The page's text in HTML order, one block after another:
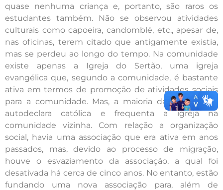
quase nenhuma criança e, portanto, são raros os
estudantes também. Não se observou atividades
culturais como capoeira, candomblé, etc., apesar de,
nas oficinas, terem citado que antigamente existia,
mas se perdeu ao longo do tempo. Na comunidade
existe apenas a Igreja do Sertão, uma igreja
evangélica que, segundo a comunidade, é bastante
ativa em termos de promoção de atividades sociais
para a comunidade. Mas, a maioria das famílias se
autodeclara católica e frequenta a igreja na
comunidade vizinha. Com relação a organização
social, havia uma associação que era ativa em anos
passados, mas, devido ao processo de migração,
houve o esvaziamento da associação, a qual foi
desativada há cerca de cinco anos. No entanto, estão
fundando uma nova associação para, além de